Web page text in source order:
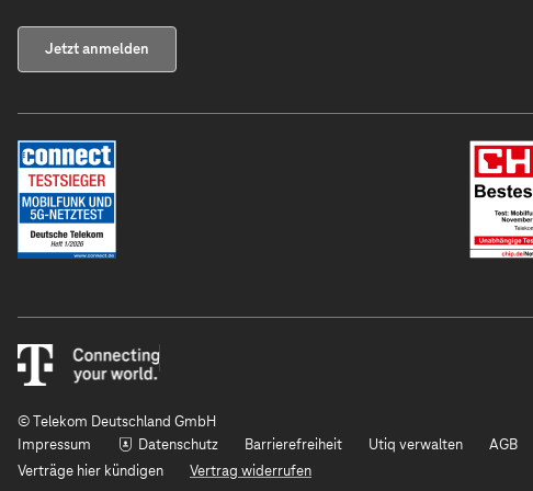
Jetzt anmelden
© Telekom Deutschland GmbH
Impressum
Datenschutz Barrierefreiheit Utiq verwalten AGB
Verträge hier kündigen
Vertrag widerrufen